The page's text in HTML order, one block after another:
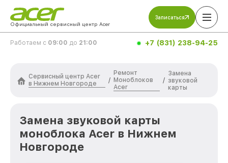
Официальный сервисный центр Acer
Записаться
Работаем с 09:00 до 21:00 +7 (831) 238-94-25
Сервисный центр Acer
в Нижнем Новгороде
/
Ремонт
Моноблоков
Acer
/
Замена
звуковой
карты
Замена звуковой карты
моноблока Acer в Нижнем
Новгороде